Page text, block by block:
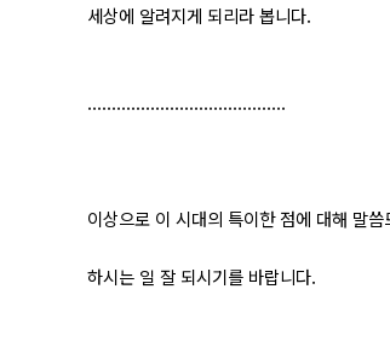
세상에 알려지게 되리라 봅니다.
.........................................
이상으로 이 시대의 특이한 점에 대해 말씀
하시는 일 잘 되시기를 바랍니다.